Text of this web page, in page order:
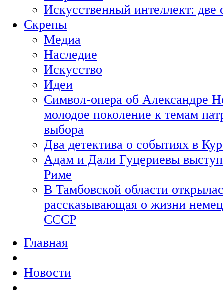
Искусственный интеллект:
Скрепы
Медиа
Наследие
Искусство
Идеи
Символ-опера об Александре
молодое поколение к темам
выбора
Два детектива о событиях в
Адам и Дали Гуцериевы
Риме
В Тамбовской области
рассказывающая о жизни
СССР
Главная
Новости